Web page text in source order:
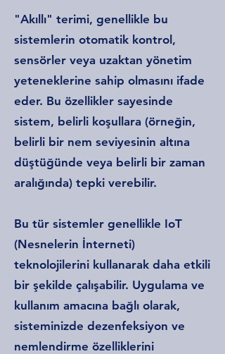
"Akıllı" terimi, genellikle bu
sistemlerin otomatik kontrol,
sensörler veya uzaktan yönetim
yeteneklerine sahip olmasını ifade
eder. Bu özellikler sayesinde
sistem, belirli koşullara (örneğin,
belirli bir nem seviyesinin altına
düştüğünde veya belirli bir zaman
aralığında) tepki verebilir.
Bu tür sistemler genellikle IoT
(Nesnelerin İnterneti)
teknolojilerini kullanarak daha etkili
bir şekilde çalışabilir. Uygulama ve
kullanım amacına bağlı olarak,
sisteminizde dezenfeksiyon ve
nemlendirme özelliklerini